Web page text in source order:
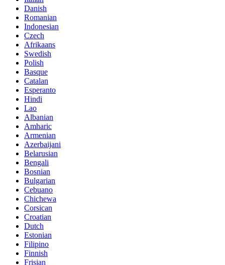
Danish
Romanian
Indonesian
Czech
Afrikaans
Swedish
Polish
Basque
Catalan
Esperanto
Hindi
Lao
Albanian
Amharic
Armenian
Azerbaijani
Belarusian
Bengali
Bosnian
Bulgarian
Cebuano
Chichewa
Corsican
Croatian
Dutch
Estonian
Filipino
Finnish
Frisian